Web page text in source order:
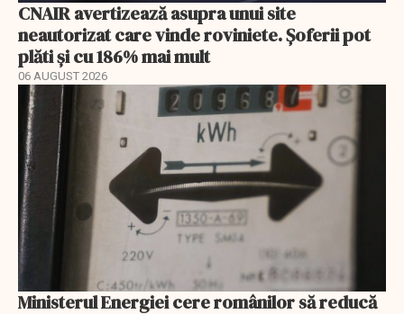
CNAIR avertizează asupra unui site
neautorizat care vinde roviniete. Șoferii pot
plăti și cu 186% mai mult
06 AUGUST 2026
Ministerul Energiei cere românilor să reducă